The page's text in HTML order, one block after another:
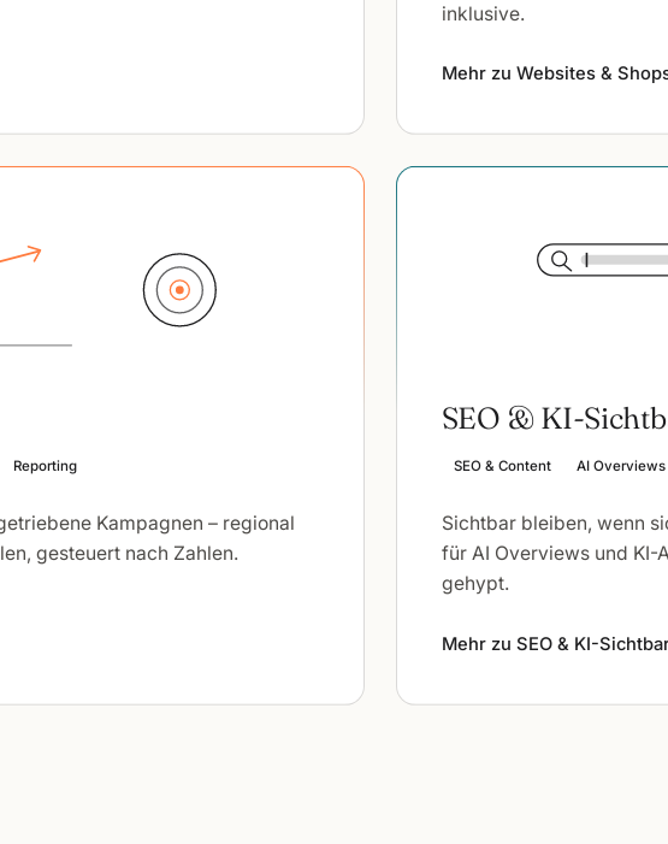
inklusive.
Mehr zu Websites &
Reporting
Kampagnen – regional
gesteuert nach Zahlen.
SEO & KI-
SEO & Content AI Overviews
Sichtbar bleiben, wenn
für AI Overviews und KI-
gehypt.
Mehr zu SEO & KI-